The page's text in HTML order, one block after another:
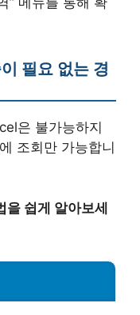
필요 없는 경
은 불가능하지
조회만 가능합니
을 쉽게 알아보세